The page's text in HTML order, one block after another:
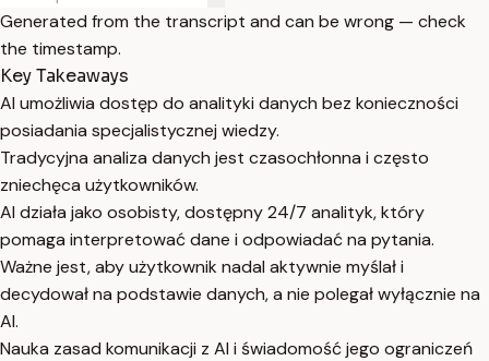
Generated from the transcript and can be wrong — check
the timestamp.
Key Takeaways
AI umożliwia dostęp do analityki danych bez konieczności
posiadania specjalistycznej wiedzy.
Tradycyjna analiza danych jest czasochłonna i często
zniechęca użytkowników.
AI działa jako osobisty, dostępny 24/7 analityk, który
pomaga interpretować dane i odpowiadać na pytania.
Ważne jest, aby użytkownik nadal aktywnie myślał i
decydował na podstawie danych, a nie polegał wyłącznie na
AI.
Nauka zasad komunikacji z AI i świadomość jego ograniczeń